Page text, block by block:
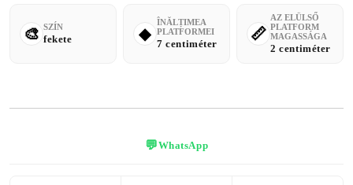
SZÍN
fekete
ÎNĂLȚIMEA
PLATFORMEI
7 centiméter
AZ ELÜLSŐ
PLATFORM
MAGASSÁGA
2 centiméter
💬WhatsApp